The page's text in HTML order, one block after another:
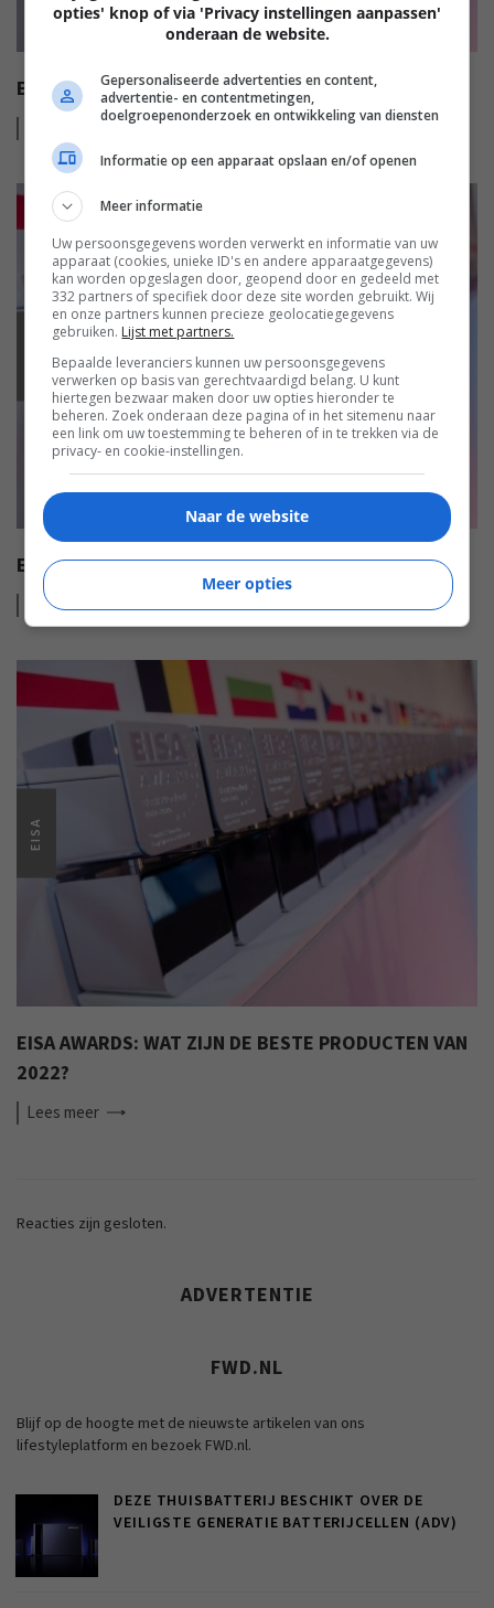
EISA HT AUDIO AWARDS 2022-2023
EISA HI-FI AWARDS 2022-2023
Leesmeer
EISA
EISA AWARDS: WAT ZIJN DE BESTE PRODUCTEN VAN
2022?
Lees meer
Reacties zijn gesloten.
ADVERTENTIE
FWD.NL
Blijf op de hoogte met de nieuwste artikelen van ons
lifestyleplatform en bezoek FWD.nl.
DEZE THUISBATTERIJ BESCHIKT OVER DE
VEILIGSTE GENERATIE BATTERIJCELLEN (ADV)
opties' knop of via 'Privacy instellingen aanpassen'
onderaan de website.
Gepersonaliseerde advertenties en content,
advertentie- en contentmetingen,
doelgroepenonderzoek en ontwikkeling van diensten
Informatie op een apparaat opslaan en/of openen
Meer informatie
Uw persoonsgegevens worden verwerkt en informatie van uw
apparaat (cookies, unieke ID's en andere apparaatgegevens)
kan worden opgeslagen door, geopend door en gedeeld met
332 partners of specifiek door deze site worden gebruikt. Wij
en onze partners kunnen precieze geolocatiegegevens
gebruiken. Lijst met partners.
Bepaalde leveranciers kunnen uw persoonsgegevens
verwerken op basis van gerechtvaardigd belang. U kunt
hiertegen bezwaar maken door uw opties hieronder te
beheren. Zoek onderaan deze pagina of in het sitemenu naar
een link om uw toestemming te beheren of in te trekken via de
privacy- en cookie-instellingen.
Naar de website
Meer opties